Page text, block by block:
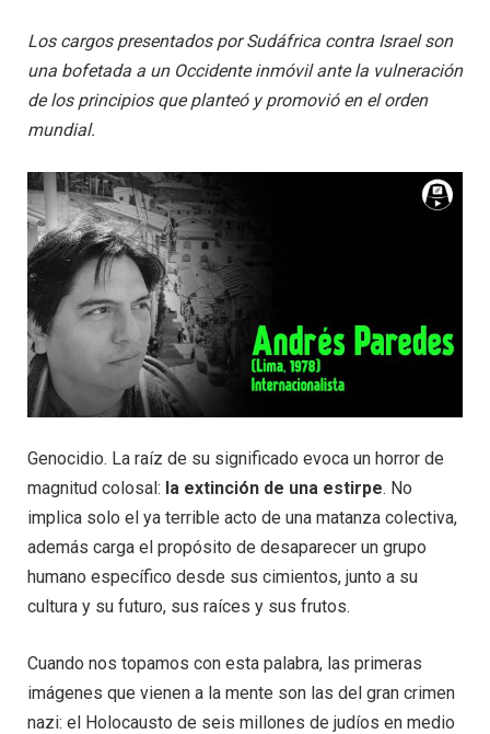
Los cargos presentados por Sudáfrica contra Israel son
una bofetada a un Occidente inmóvil ante la vulneración
de los principios que planteó y promovió en el orden
mundial.
Genocidio. La raíz de su significado evoca un horror de
magnitud colosal: la extinción de una estirpe. No
implica solo el ya terrible acto de una matanza colectiva,
además carga el propósito de desaparecer un grupo
humano específico desde sus cimientos, junto a su
cultura y su futuro, sus raíces y sus frutos.
Cuando nos topamos con esta palabra, las primeras
imágenes que vienen a la mente son las del gran crimen
nazi: el Holocausto de seis millones de judíos en medio